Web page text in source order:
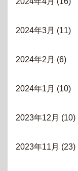
2024年3月 (11)
2024年2月 (6)
2024年1月 (10)
2023年12月 (10)
2023年11月 (23)